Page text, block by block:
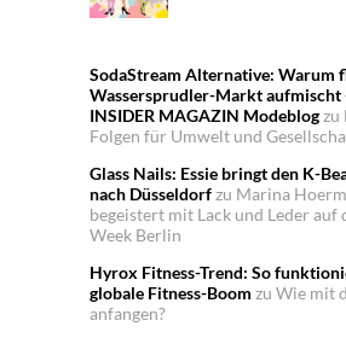
SodaStream Alternative: Warum
Wassersprudler-Markt aufmischt
INSIDER MAGAZIN Modeblogzu
Folgen für Umwelt und
Glass Nails: Essie bringt den K-
nach Düsseldorfzu Marina
begeistert mit Lack und Leder auf
Week Berlin
Hyrox Fitness-Trend: So
globale Fitness-Boom zu Wie mit
anfangen?